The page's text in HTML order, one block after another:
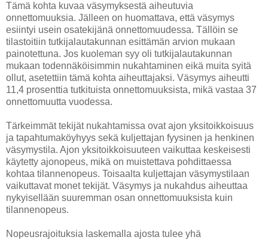
Tämä kohta kuvaa väsymyksestä aiheutuvia
onnettomuuksia. Jälleen on huomattava, että väsymys
esiintyi usein osatekijänä onnettomuudessa. Tällöin se
tilastoitiin tutkijalautakunnan esittämän arvion mukaan
painotettuna. Jos kuoleman syy oli tutkijalautakunnan
mukaan todennäköisimmin nukahtaminen eikä muita syitä
ollut, asetettiin tämä kohta aiheuttajaksi. Väsymys aiheutti
11,4 prosenttia tutkituista onnettomuuksista, mikä vastaa 37
onnettomuutta vuodessa.
Tärkeimmät tekijät nukahtamissa ovat ajon yksitoikkoisuus
ja tapahtumaköyhyys sekä kuljettajan fyysinen ja henkinen
väsymystila. Ajon yksitoikkoisuuteen vaikuttaa keskeisesti
käytetty ajonopeus, mikä on muistettava pohdittaessa
kohtaa tilannenopeus. Toisaalta kuljettajan väsymystilaan
vaikuttavat monet tekijät. Väsymys ja nukahdus aiheuttaa
nykyisellään suuremman osan onnettomuuksista kuin
tilannenopeus.
Nopeusrajoituksia laskemalla ajosta tulee yhä